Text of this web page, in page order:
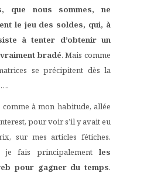
que nous sommes, ne
le jeu des soldes, qui, à
à tenter d’obtenir un
bradé. Mais comme
se précipitent dès la
à mon habitude, allée
pour voir s’il y avait eu
sur mes articles fétiches.
je fais principalement les
pour gagner du temps.